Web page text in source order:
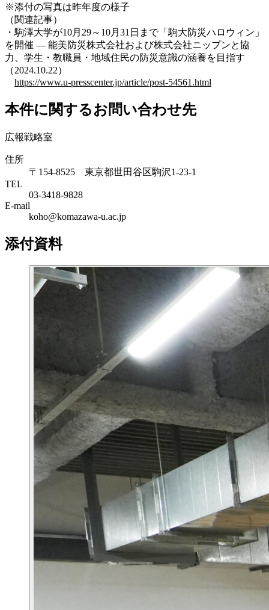
※添付の写真は昨年度の様子
（関連記事）
・駒澤大学が10月29～10月31日まで「駒大防災ハロウィン」
を開催 ― 能美防災株式会社および株式会社ニップンと協
力、学生・教職員・地域住民の防災意識の涵養を目指す
（2024.10.22）
https://www.u-presscenter.jp/article/post-54561.html
本件に関するお問い合わせ先
広報戦略室
住所
〒154-8525 東京都世田谷区駒沢1-23-1
TEL
03-3418-9828
E-mail
koho@komazawa-u.ac.jp
添付資料